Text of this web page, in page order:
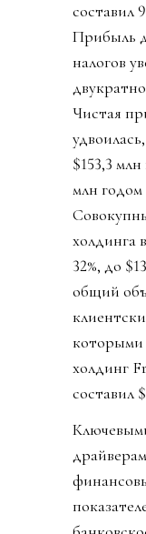
составил
Прибыль
налогов
Чистая
$153,3
млн годом
холдинга
32%, до
общий
которыми
холдинг
составил